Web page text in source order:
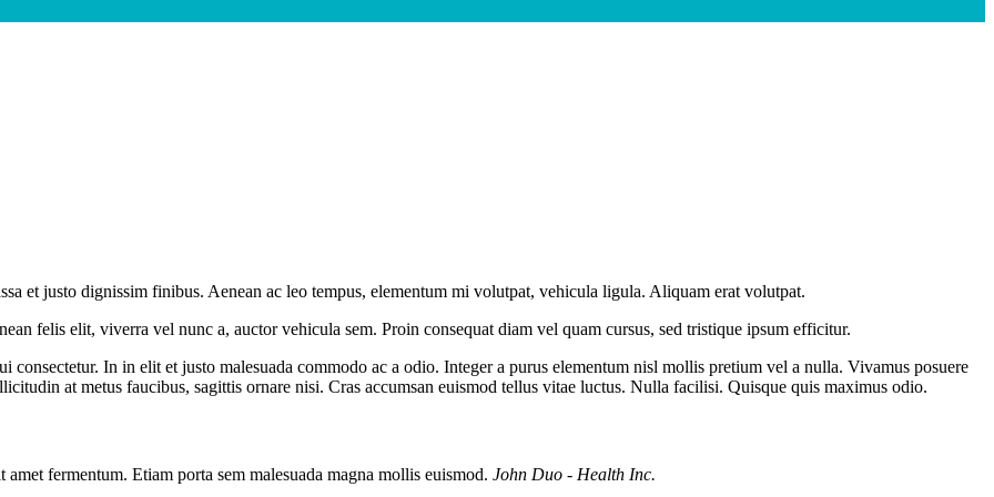
et justo dignissim finibus. Aenean ac leo tempus, elementum mi volutpat, vehicula ligula. Aliquam erat volutpat.
felis elit, viverra vel nunc a, auctor vehicula sem. Proin consequat diam vel quam cursus, sed tristique ipsum efficitur.
consectetur. In in elit et justo malesuada commodo ac a odio. Integer a purus elementum nisl mollis pretium vel a nulla. Vivamus posuere
at metus faucibus, sagittis ornare nisi. Cras accumsan euismod tellus vitae luctus. Nulla facilisi. Quisque quis maximus odio.
fermentum. Etiam porta sem malesuada magna mollis euismod. John Duo - Health Inc.